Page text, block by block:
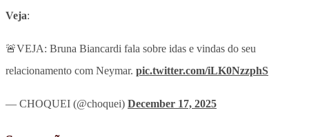
Veja:
🚨VEJA: Bruna Biancardi fala sobre idas e vindas do seu
relacionamento com Neymar. pic.twitter.com/iLK0NzzphS
— CHOQUEI (@choquei) December 17, 2025